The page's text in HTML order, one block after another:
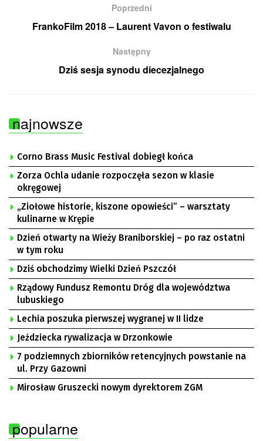
Poprzedni
FrankoFilm 2018 – Laurent Vavon o festiwalu
Następny
Dziś sesja synodu diecezjalnego
najnowsze
Corno Brass Music Festival dobiegł końca
Zorza Ochla udanie rozpoczęła sezon w klasie
okręgowej
„Ziołowe historie, kiszone opowieści” – warsztaty
kulinarne w Krępie
Dzień otwarty na Wieży Braniborskiej – po raz ostatni
w tym roku
Dziś obchodzimy Wielki Dzień Pszczół
Rządowy Fundusz Remontu Dróg dla województwa
lubuskiego
Lechia poszuka pierwszej wygranej w II lidze
Jeździecka rywalizacja w Drzonkowie
7 podziemnych zbiorników retencyjnych powstanie na
ul. Przy Gazowni
Mirosław Gruszecki nowym dyrektorem ZGM
popularne